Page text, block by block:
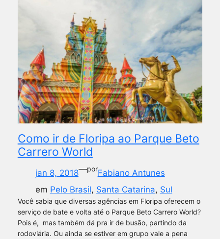
Como ir de Floripa ao Parque Beto
Carrero World
jan 8, 2018—porFabiano Antunes
em Pelo Brasil, Santa Catarina, Sul
Você sabia que diversas agências em Floripa oferecem o
serviço de bate e volta até o Parque Beto Carrero World?
Pois é, mas também dá pra ir de busão, partindo da
rodoviária. Ou ainda se estiver em grupo vale a pena